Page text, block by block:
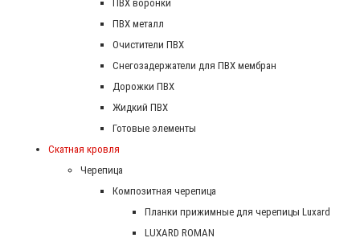
ПВХ воронки
ПВХ металл
Очистители ПВХ
Снегозадержатели для ПВХ мембран
Дорожки ПВХ
Жидкий ПВХ
Готовые элементы
Скатная кровля
Черепица
Композитная черепица
Планки прижимные для черепицы Luxard
LUXARD ROMAN